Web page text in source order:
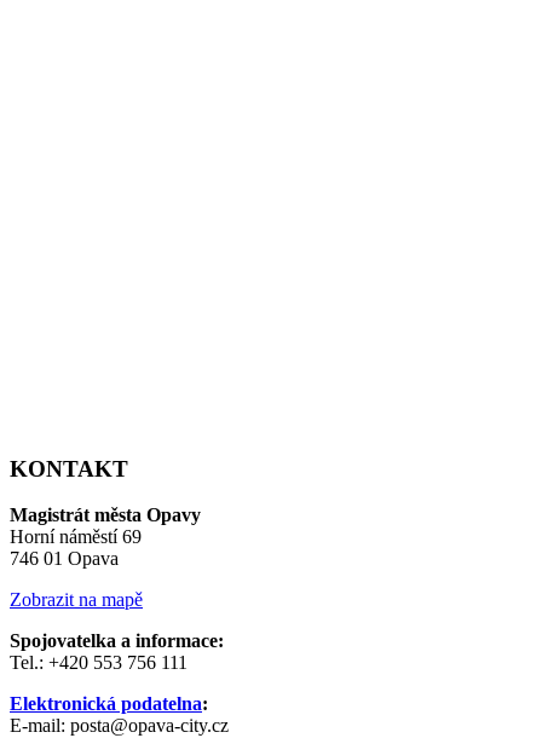
KONTAKT
Magistrát města Opavy
Horní náměstí 69
746 01 Opava
Zobrazit na mapě
Spojovatelka a informace:
Tel.: +420 553 756 111
Elektronická podatelna:
E-mail: posta@opava-city.cz